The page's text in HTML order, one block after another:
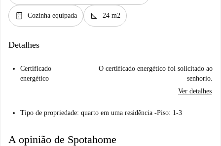
kitchen Cozinha equipada square_foot 24 m2
Detalhes
Certificado
energético
O certificado energético foi solicitado ao
senhorio.
Ver detalhes
Tipo de propriedade: quarto em uma residência -Piso: 1-3
A opinião de Spotahome